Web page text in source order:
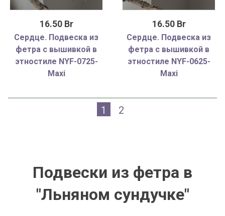
16.50 Br
Сердце. Подвеска из
фетра с вышивкой в
этностиле NYF-0725-
Maxi
16.50 Br
Сердце. Подвеска из
фетра с вышивкой в
этностиле NYF-0625-
Maxi
1 2
Подвески из фетра в
"Льняном сундучке"